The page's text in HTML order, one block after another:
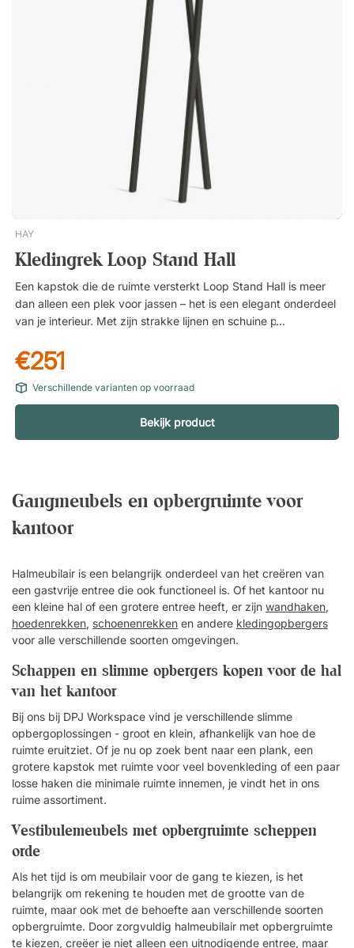
HAY
Kledingrek Loop Stand Hall
Een kapstok die de ruimte versterkt Loop Stand Hall is meer
dan alleen een plek voor jassen – het is een elegant onderdeel
van je interieur. Met zijn strakke lijnen en schuine poten
lounge. Duurzame materialen De vierkante, gepoedercoate
stalen buizen zorgen voor een glad en egaal oppervlak dat er
hoogwaardig uitziet en geschikt is voor dagelijks gebruik.
Details die het verschil maken De vilten voetjes beschermen
de vloer en maken het eenvoudig om de kapstok te
verplaatsen zonder krassen of sporen achter te laten. Loop
opbergoplossing voor entree, hal of lounge. Modern en
minimalistisch design. Gemaakt van vierkante, gepoedercoate
stalen buizen. Vloervriendelijke vilten voetjes.
€251
Verschillende varianten op voorraad
Bekijk product
Gangmeubels en opbergruimte voor
kantoor
Halmeubilair is een belangrijk onderdeel van het creëren van
een gastvrije entree die ook functioneel is. Of het kantoor nu
een kleine hal of een grotere entree heeft, er zijn wandhaken,
hoedenrekken, schoenenrekken en andere kledingopbergers
voor alle verschillende soorten omgevingen.
Schappen en slimme opbergers kopen voor de hal
van het kantoor
Bij ons bij DPJ Workspace vind je verschillende slimme
opbergoplossingen - groot en klein, afhankelijk van hoe de
ruimte eruitziet. Of je nu op zoek bent naar een plank, een
grotere kapstok met ruimte voor veel bovenkleding of een paar
losse haken die minimale ruimte innemen, je vindt het in ons
ruime assortiment.
Vestibulemeubels met opbergruimte scheppen
orde
Als het tijd is om meubilair voor de gang te kiezen, is het
belangrijk om rekening te houden met de grootte van de
ruimte, maar ook met de behoefte aan verschillende soorten
opbergruimte. Door zorgvuldig halmeubilair met opbergruimte
te kiezen, creëer je niet alleen een uitnodigende entree, maar